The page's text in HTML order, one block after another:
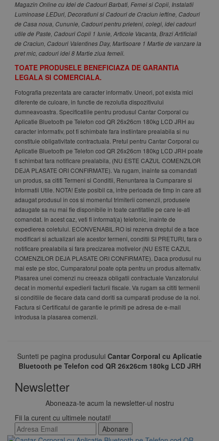
Magazin Online cu Idei de Cadouri Barbati, Femei si Copii, Instalatii
Luminoase LEDuri, Decoratiuni si Cadouri de Craciun ieftine, Cadouri
de Casa noua, Cununie, Cadouri pentru prieteni, colegi, idei cadouri
utile de Paste, Cadouri Copii 1 Iunie, Articole Vacanta, Brazi Artificiali
de Craciun, Cadouri Valentines Day, Martisoare 1 Martie de vanzare la
pret mic, cadouri idei 8 Martie ziua femeii.
TOATE PRODUSELE BENEFICIAZA DE GARANTIA
LEGALA SI COMERCIALA.
Fotografia prezentata are caracter informativ. Uneori, pot exista mici
diferente de culoare, in functie de rezolutia dispozitivului
dumneavoastra. Specificatiile pentru produsul Cantar Corporal cu
Aplicatie Bluetooth pe Telefon cod QR 26x26cm 180kg LCD JRH au
caracter informativ, pot fi schimbate fara instiintare prealabila si nu
constituie obligativitate contractuala. Pretul pentru Cantar Corporal cu
Aplicatie Bluetooth pe Telefon cod QR 26x26cm 180kg LCD JRH poate
fi schimbat fara notificare prealabila, (NU ESTE CAZUL COMENZILOR
DEJA PLASATE ORI CONFIRMATE). Va rugam, inainte sa comandati
un produs, sa cititi Termeni si Conditii, Renuntarea la Cumparare si
Informatii Utile. NOTA! Este posibil ca, intre perioada de timp in care ati
adaugat produsul in cos si momentul trimiterii comenzii, produsele
adaugate sa nu mai fie disponibile in toate cantitatile pe care le-ati
comandat. In acest caz, veti fi informat(a) telefonic, inainte de
expedierea coletului. ECONVENABIL.RO isi rezerva dreptul de a face
modificari si actualizari ale acestor termeni, conditii SI PRETURI, fara o
notificare prealabila si fara precizarea motivelor (NU ESTE CAZUL
COMENZILOR DEJA PLASATE ORI CONFIRMATE). Daca produsul nu
mai este pe stoc, Cumparatorul poate opta pentru un produs alternativ.
Plasarea unei comenzi nu creeaza obligatii contractuale Vanzatorului
decat in momentul expedierii facturii fiscale. Va rugam sa cititi termenii
si conditiile de fiecare data cand doriti sa cumparati produse de la noi.
Factura si Certificatul de garantie le primiti pe adresa de e-mail
introdusa la plasarea comenzii.
Sunteti pe pagina produsului Cantar Corporal cu Aplicatie
Bluetooth pe Telefon cod QR 26x26cm 180kg LCD JRH
Newsletter
Aboneaza-te acum la newsletter-ul nostru
Fii la curent cu ultimele noutati!
Abonare